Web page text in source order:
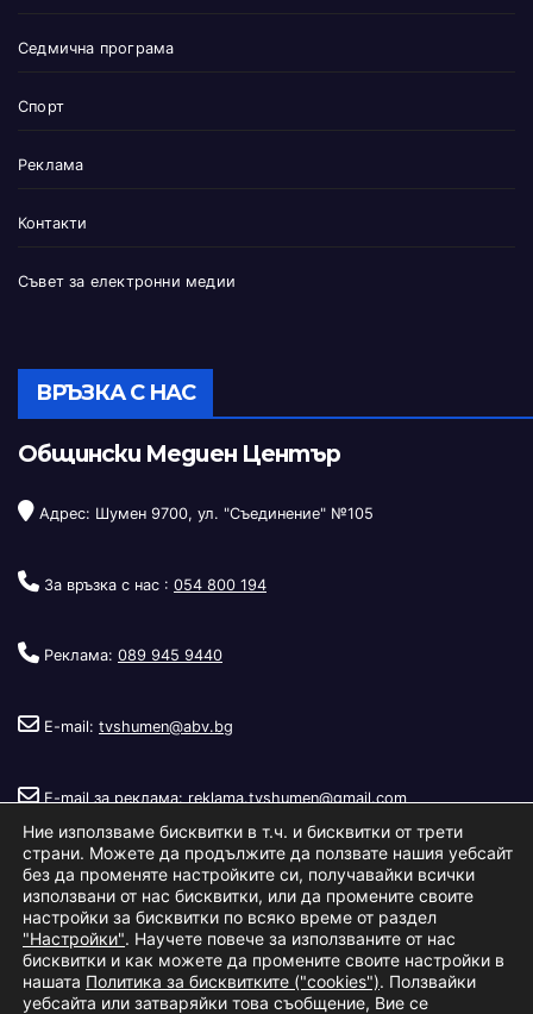
Седмична програма
Спорт
Реклама
Контакти
Съвет за електронни медии
ВРЪЗКА С НАС
Общински Медиен Център
Адрес: Шумен 9700, ул. "Съединение" №105
За връзка с нас : 054 800 194
Реклама: 089 945 9440
E-mail: tvshumen@abv.bg
E-mail за реклама: reklama.tvshumen@gmail.com
Copyright © 2026Телевизия Шумен.|Изработка: S.I.T Solutions
Ltd.
Ние използваме бисквитки в т.ч. и бисквитки от трети
страни. Можете да продължите да ползвате нашия уебсайт
без да променяте настройките си, получавайки всички
използвани от нас бисквитки, или да промените своите
настройки за бисквитки по всяко време от раздел
"Настройки". Научете повече за използваните от нас
бисквитки и как можете да промените своите настройки в
нашата Политика за бисквитките ("cookies"). Ползвайки
уебсайта или затваряйки това съобщение, Вие се